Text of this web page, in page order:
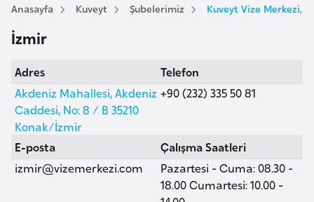
İ
ş
l
m
l
Anasayfa Kuveyt Şubelerimiz Kuveyt Vize Merkezi,
İzmir
Adres
Akdeniz Mahallesi, Akdeniz
Caddesi, No: 8 / B 35210
Konak/İzmir
Telefon
+90 (232) 335 50 81
E-posta
izmir@vizemerkezi.com
Çalışma Saatleri
Pazartesi - Cuma: 08.30 -
18.00 Cumartesi: 10.00 -
v
u
s
t
u
r